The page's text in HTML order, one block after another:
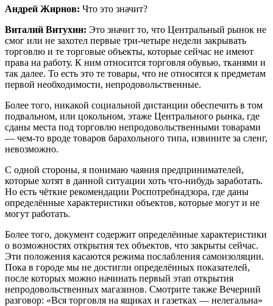
Андрей Жирнов: Что это значит?
Виталий Витухин: Это значит то, что Центральный рынок не
смог или не захотел первые три-четыре недели закрывать
торговлю и те торговые объекты, которые сейчас не имеют
права на работу. К ним относится торговля обувью, тканями и
так далее. То есть это те товары, что не относятся к предметам
первой необходимости, непродовольственные.
Более того, никакой социальной дистанции обеспечить в том
подвальном, или цокольном, этаже Центрального рынка, где
сданы места под торговлю непродовольственными товарами
— чем-то вроде товаров барахольного типа, извините за сленг,
невозможно.
С одной стороны, я понимаю чаяния предпринимателей,
которые хотят в данной ситуации хоть что-нибудь заработать.
Но есть чёткие рекомендации Роспотребнадзора, где даны
определённые характеристики объектов, которые могут и не
могут работать.
Более того, документ содержит определённые характеристики
о возможностях открытия тех объектов, что закрыты сейчас.
Эти положения касаются режима послабления самоизоляции.
Пока в городе мы не достигли определённых показателей,
после которых можно начинать первый этап открытия
непродовольственных магазинов. Смотрите также Вечерний
разговор: «Вся торговля на ящиках и газетках — нелегальна»